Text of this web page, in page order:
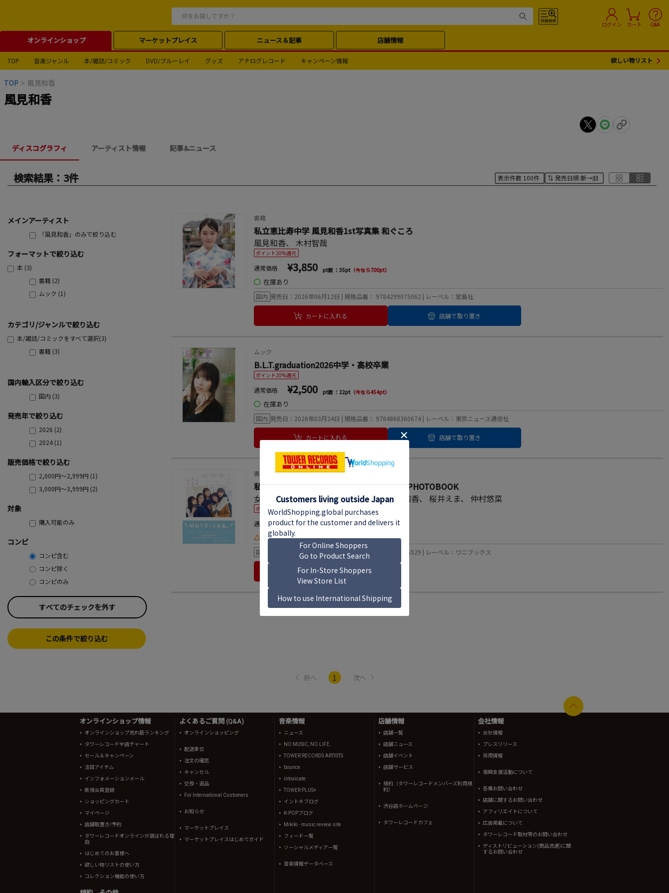
ログイン カート Q&A
オンラインショップ マーケットプレイス ニュース＆記事 店舗情報
TOP 音楽ジャンル 本/雑誌/コミック DVD/ブルーレイ グッズ アナログレコード キャンペーン情報 欲しい物リスト
TOP > 風見和香
風見和香
ディスコグラフィ アーティスト情報 記事&ニュース
検索結果：3件
メインアーティスト
「風見和香」のみで絞り込む
フォーマットで絞り込む
本 (3)
書籍 (2)
ムック (1)
カテゴリ/ジャンルで絞り込む
本/雑誌/コミックをすべて選択(3)
書籍 (3)
国内輸入区分で絞り込む
国内 (3)
発売年で絞り込む
2026 (2)
2024 (1)
販売価格で絞り込む
2,000円～2,999円 (1)
3,000円～3,999円 (2)
対象
購入可能のみ
コンピ
コンピ含む
コンピ除く
コンピのみ
すべてのチェックを外す
この条件で絞り込む
書籍
私立恵比寿中学 風見和香1st写真集 和ぐころ
風見和香、木村智哉
ポイント20%還元
通常価格 ¥3,850 pt数 ：35pt （今なら700pt）
◯ 在庫あり
国内 発売日：2026年06月12日 | 規格品番： 9784299075062 | レーベル：宝島社
カートに入れる 店舗で取り置き
ムック
B.L.T.graduation2026中学・高校卒業
ポイント20%還元
通常価格 ¥2,500 pt数 ：22pt （今なら454pt）
◯ 在庫あり
国内 発売日：2026年03月24日 | 規格品番： 9784868360674 | レーベル：東京ニュース通信社
カートに入れる 店舗で取り置き
書籍
私立恵比寿中学 低学年メンバー OFFICIAL PHOTOBOOK
女鹿成二、桜木心菜、小久保柚乃、風見和香、桜井えま、 仲村悠菜
ポイント20%還元
通常価格 ¥3,080 pt数 ：28pt（今なら560pt）
△ お取り寄せ
国内 発売日：2024年05月09日 | 規格品番： 9784847085529 | レーベル：ワニブックス
カートに入れる
前へ 1 次へ
オンラインショップ情報
オンラインショップ売れ筋ランキング
タワーレコード全店チャート
セール＆キャンペーン
注目アイテム
インフォメーションメール
新規会員登録
ショッピングカート
マイページ
店舗取置き/予約
タワーレコードオンラインが選ばれる理
由
はじめてのお客様へ
欲しい物リストの使い方
コレクション機能の使い方
よくあるご質問 (Q&A)
オンラインショッピング
配送単位
注文の確認
キャンセル
交換・返品
For International Customers
お知らせ
マーケットプレイス
マーケットプレイスはじめてガイド
音楽情報
ニュース
NO MUSIC, NO LIFE.
TOWER RECORDS ARTISTS
bounce
intoxicate
TOWER PLUS+
イントキブログ
K-POPブログ
Mikiki - music review site
フィード一覧
ソーシャルメディア一覧
音楽情報データベース
店舗情報
店舗一覧
店舗ニュース
店舗イベント
店舗サービス
規約（タワーレコードメンバーズ利用規
約）
渋谷店ホームページ
タワーレコードカフェ
会社情報
会社情報
プレスリリース
採用情報
復興支援活動について
各種お問い合わせ
店舗に関するお問い合わせ
アフィリエイトについて
広告掲載について
タワーレコード取材等のお問い合わせ
ディストリビューション(商品流通)に関
するお問い合わせ